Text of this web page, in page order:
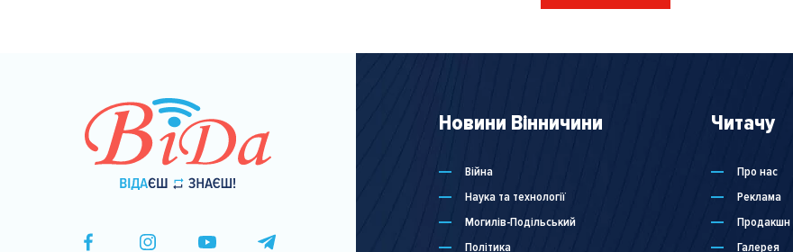
Новини Вінничини
Війна
Наука та технології
Могилів-Подільський
Політика
Читачу
Про нас
Реклама
Продакшн
Галерея